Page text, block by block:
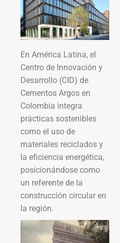
En América Latina, el
Centro de Innovación y
Desarrollo (CID) de
Cementos Argos en
Colombia integra
prácticas sostenibles
como el uso de
materiales reciclados y
la eficiencia energética,
posicionándose como
un referente de la
construcción circular en
la región.